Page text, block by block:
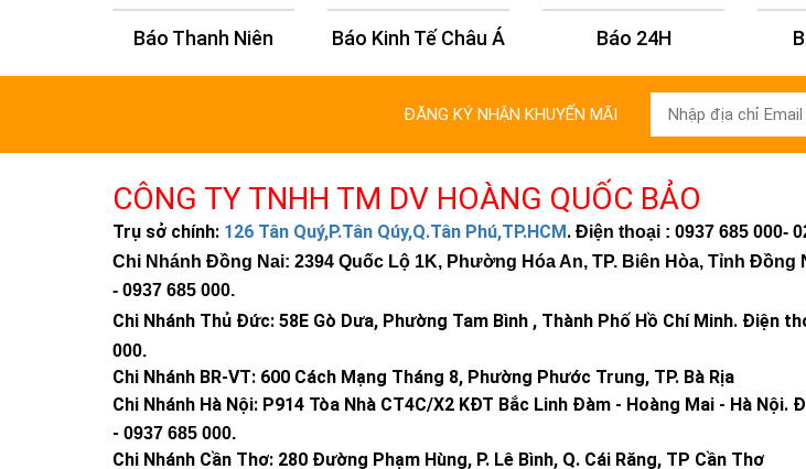
Báo Thanh Niên Báo Kinh Tế Châu Á Báo 24H
ĐĂNG KÝ NHẬN KHUYẾN MÃI
CÔNG TY TNHH TM DV HOÀNG QUỐC BẢO
Trụ sở chính: 126 Tân Quý,P.Tân Qúy,Q.Tân Phú,TP.HCM. Điện thoại : 0937 685 000-
Chi Nhánh Đồng Nai: 2394 Quốc Lộ 1K, Phường Hóa An, TP. Biên Hòa, Tỉnh Đồng
- 0937 685 000.
Chi Nhánh Thủ Đức: 58E Gò Dưa, Phường Tam Bình , Thành Phố Hồ Chí Minh. Điện
000.
Chi Nhánh BR-VT: 600 Cách Mạng Tháng 8, Phường Phước Trung, TP. Bà Rịa
Chi Nhánh Hà Nội: P914 Tòa Nhà CT4C/X2 KĐT Bắc Linh Đàm - Hoàng Mai - Hà Nội.
- 0937 685 000.
Chi Nhánh Cần Thơ: 280 Đường Phạm Hùng, P. Lê Bình, Q. Cái Răng, TP Cần Thơ